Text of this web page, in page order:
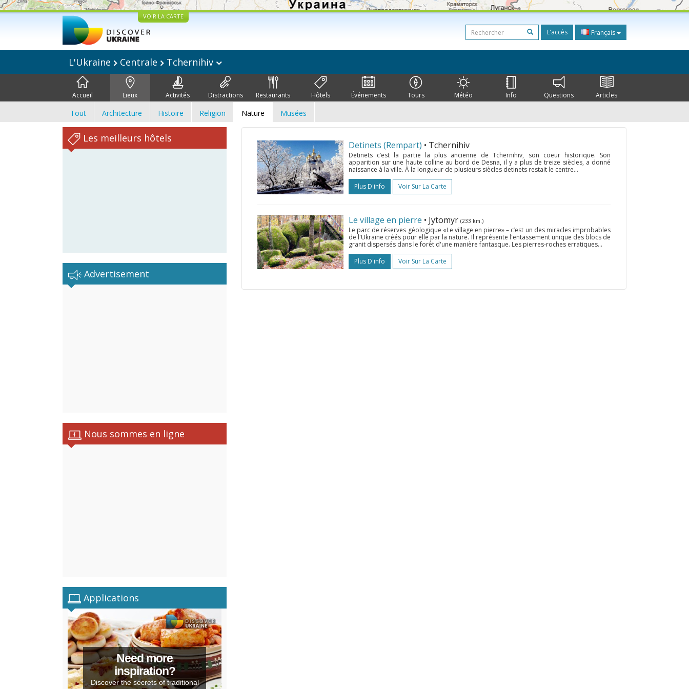
VOIR LA CARTE
L'accès Français
L'Ukraine Centrale Tchernihiv
Accueil Lieux Activités Distractions Restaurants Hôtels Événements Tours Météo Info Questions Articles
Tout Architecture Histoire Religion Nature Musées
Les meilleurs hôtels
Advertisement
Nous sommes en ligne
Applications
Need more
inspiration?
Discover the secrets of traditional
Detinets (Rempart) • Tchernihiv
Detinets c’est la partie la plus ancienne de Tchernihiv, son coeur historique. Son
apparition sur une haute colline au bord de Desna, il y a plus de treize siècles, a donné
naissance à la ville. À la longueur de plusieurs siècles detinets restait le centre...
Plus D'info
Voir Sur La Carte
Le village en pierre • Jytomyr (233 km.)
Le parc de réserves géologique «Le village en pierre» – c’est un des miracles improbables
de l'Ukraine créés pour elle par la nature. Il représente l'entassement unique des blocs de
granit dispersés dans le forêt d'une manière fantasque. Les pierres-roches erratiques...
Plus D'info
Voir Sur La Carte